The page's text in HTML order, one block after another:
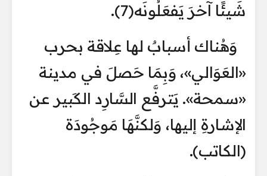
شَيئًا آخرَ يَفعَلُونَه(7).
وَهُناك أسبابٌ لها عِلاقة بحرب
«العَوَالي»، وَبِمَا حَصلَ في مدينة
«سمحة». يَترفَّع السَّارِد الكَبير عن
الإشارةِ إليها، وَلكنَّهَا مَوجُودَة
(الكاتب).